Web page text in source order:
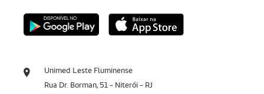
Unimed Leste Fluminense
Rua Dr. Borman, 51 - Niterói - RJ